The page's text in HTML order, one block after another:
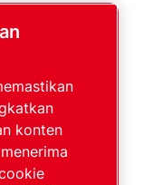
bersih
konten